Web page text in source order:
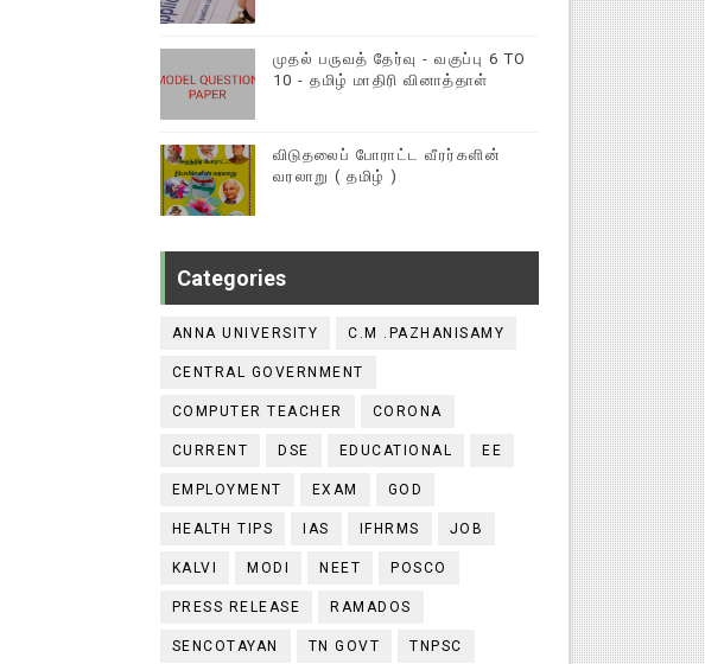
முதல் பருவத் தேர்வு - வகுப்பு 6 TO
10 - தமிழ் மாதிரி வினாத்தாள்
விடுதலைப் போராட்ட வீரர்களின்
வரலாறு ( தமிழ் )
Categories
ANNA UNIVERSITY C.M .PAZHANISAMY
CENTRAL GOVERNMENT
COMPUTER TEACHER CORONA
CURRENT DSE EDUCATIONAL EE
EMPLOYMENT EXAM GOD
HEALTH TIPS IAS IFHRMS JOB
KALVI MODI NEET POSCO
PRESS RELEASE RAMADOS
SENCOTAYAN TN GOVT TNPSC